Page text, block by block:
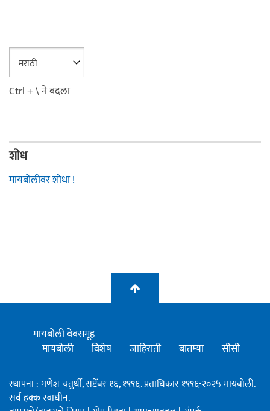
Ctrl + \ ने बदला
शोध
मायबोलीवर शोधा !
मायबोली वेबसमूह
मायबोली
विशेष जाहिराती बातम्या सीसी
स्थापना : गणेश चतुर्थी, सप्टेंबर १६, १९९६. प्रताधिकार १९९६-२०२५ मायबोली.
सर्व हक्क स्वाधीन.